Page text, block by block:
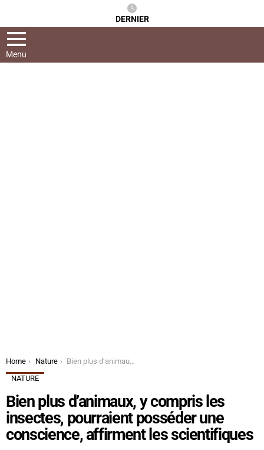
DERNIER
Menu
You are here:
Home Nature
Bien plus d’animaux, y compris les insectes, pourraient posséder une conscience, affirment les scientifiques
NATURE
Bien plus d’animaux, y compris les
insectes, pourraient posséder une
conscience, affirment les scientifiques